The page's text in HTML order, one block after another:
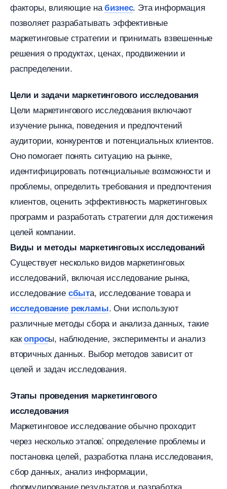
факторы, влияющие наизнес. Эта информация
позволяет разрабатывать эффективные
маркетинговые стратегии и принимать взвешенные
решения о продуктах, ценах, продвижении и
распределении.​
Цели и задачи маркетингового исследования
Цели маркетингового исследования включают
изучение рынка, поведения и предпочтений
аудитории, конкурентов и потенциальных клиентов.​
Оно помогает понять ситуацию на рынке,
идентифицировать потенциальные возможности и
проблемы, определить требования и предпочтения
клиентов, оценить эффективность маркетинговых
программ и разработать стратегии для достижения
целей компании.
иды и методы маркетинговых исследований
Существует несколько видов маркетинговых
исследований, включая исследование рынка,
исследование сбыта, исследование товара и
исследование рекламы. Они используют
различные методы сбора и анализа данных, такие
какопросы, наблюдение, эксперименты и анализ
торичных данных.​ Выбор методов зависит от
целей и задач исследования.​
Этапы проведения маркетингового
исследования
Маркетинговое исследование обычно проходит
через несколько этапов⁚ определение проблемы и
постановка целей, разработка плана исследования,
сбор данных, анализ информации,
формулирование результатов и разработка